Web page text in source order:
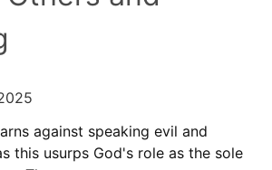
against speaking evil and
this usurps God's role as the sole